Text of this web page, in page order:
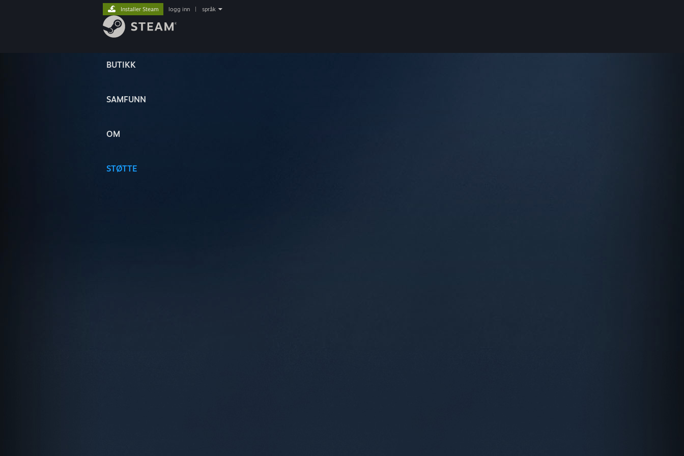
BUTIKK
SAMFUNN
OM
STØTTE
Installer Steam logg inn språk